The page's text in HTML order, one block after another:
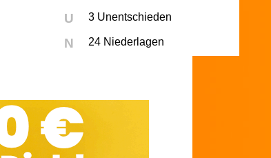
U
3 Unentschieden
N 24 Niederlagen